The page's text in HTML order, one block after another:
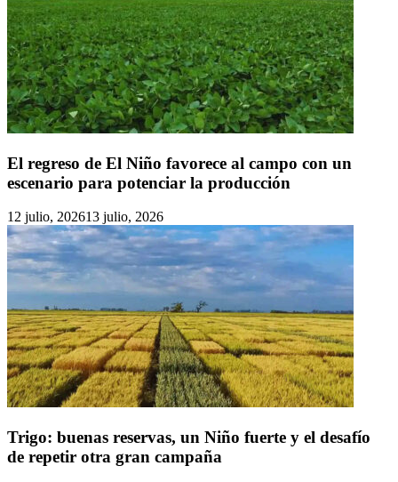
El regreso de El Niño favorece al campo con un
escenario para potenciar la producción
12 julio, 202613 julio, 2026
Trigo: buenas reservas, un Niño fuerte y el desafío
de repetir otra gran campaña